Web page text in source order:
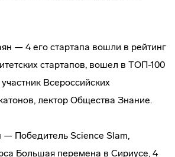
— 4 его стартапа вошли в рейтинг
стартапов, вошел в ТОП-100
Всероссийских
лектор Общества Знание.
— Победитель Science Slam,
Большая перемена в Сириусе, 4